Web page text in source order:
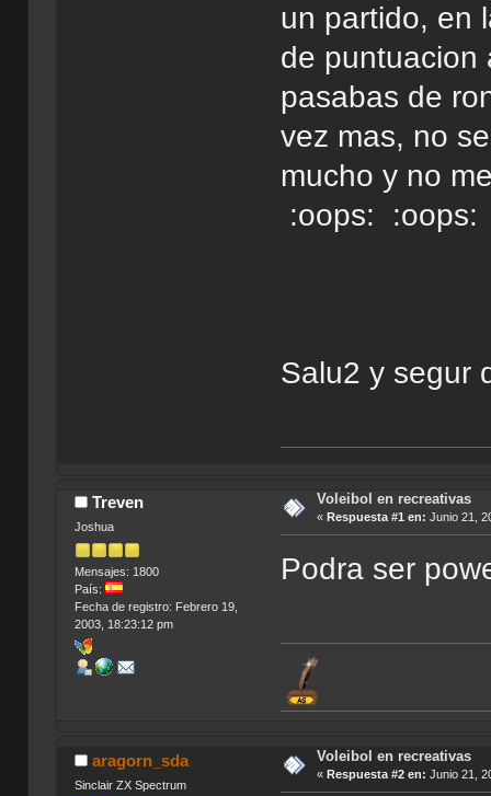
un partido, en
de puntuacion
pasabas de
vez mas, no
mucho y no
:oops: :oops:
Salu2 y segur
Treven
Joshua
Mensajes: 1800
País:
Fecha de registro: Febrero 19,
2003, 18:23:12 pm
Voleibol en recreativas
« Respuesta #1 en: Junio 21,
Podra ser
aragorn_sda
Sinclair ZX Spectrum
Voleibol en recreativas
« Respuesta #2 en: Junio 21,